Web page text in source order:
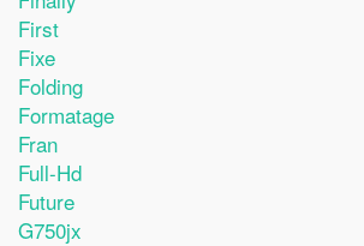
First
Fixe
Folding
Formatage
Fran
Full-Hd
Future
G750jx